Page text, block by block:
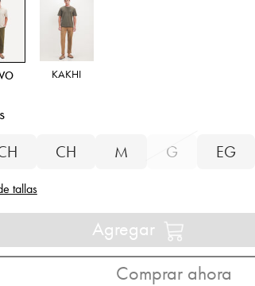
KAKHI
CH M G EG
tallas
Agregar
Comprar ahora